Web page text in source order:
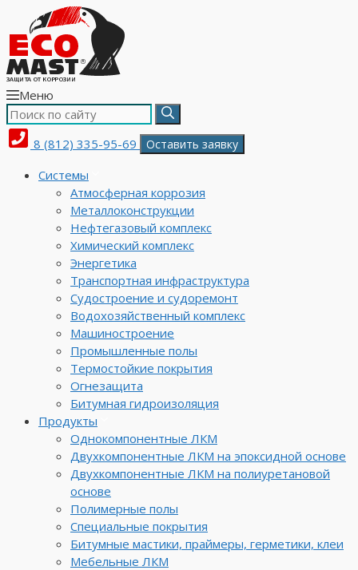
Меню
8 (812) 335-95-69 Оставить заявку
Системы
Атмосферная коррозия
Металлоконструкции
Нефтегазовый комплекс
Химический комплекс
Энергетика
Транспортная инфраструктура
Судостроение и судоремонт
Водохозяйственный комплекс
Машиностроение
Промышленные полы
Термостойкие покрытия
Огнезащита
Битумная гидроизоляция
Продукты
Однокомпонентные ЛКМ
Двухкомпонентные ЛКМ на эпоксидной основе
Двухкомпонентные ЛКМ на полиуретановой
основе
Полимерные полы
Специальные покрытия
Битумные мастики, праймеры, герметики, клеи
Мебельные ЛКМ